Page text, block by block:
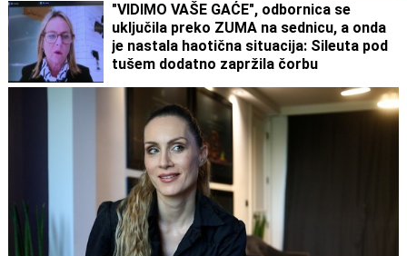
"VIDIMO VAŠE GAĆE", odbornica se
uključila preko ZUMA na sednicu, a onda
je nastala haotična situacija: Sileuta pod
tušem dodatno zapržila čorbu